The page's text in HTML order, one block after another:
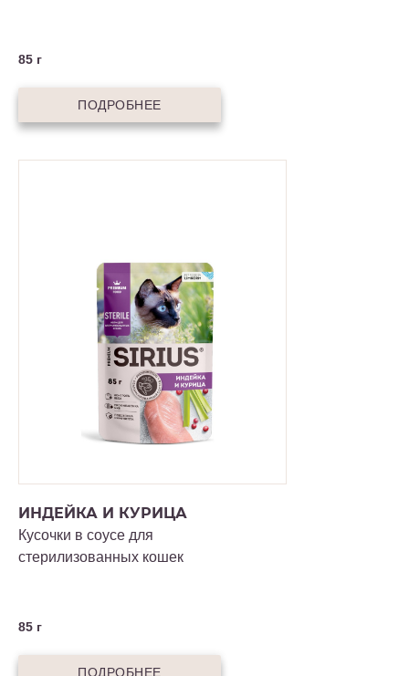
85 г
ПОДРОБНЕЕ
ИНДЕЙКА И КУРИЦА
Кусочки в соусе для
стерилизованных кошек
85 г
ПОДРОБНЕЕ